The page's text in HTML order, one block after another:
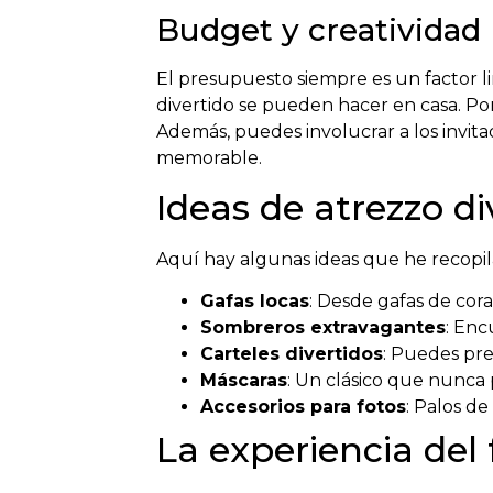
Budget y creatividad
El presupuesto siempre es un factor
divertido se pueden hacer en casa.
Además, puedes involucrar a los
memorable.
Ideas de atrezzo
Aquí hay algunas ideas que he
Gafas locas: Desde gafas de
Sombreros extravagantes:
Carteles divertidos: Puedes
Máscaras: Un clásico que
Accesorios para fotos: Palos
La experiencia